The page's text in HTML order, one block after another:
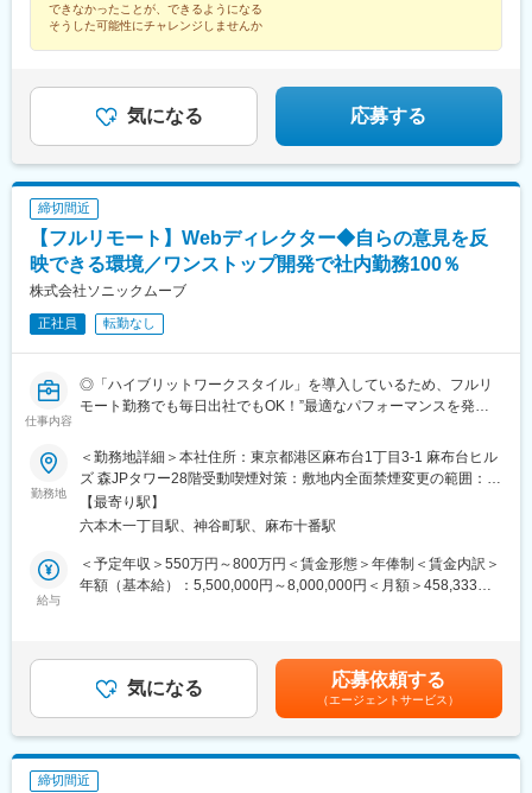
木・群馬）北陸・甲信越（富山・石川・福井・新潟・山梨・長
野）東海（愛知・静岡・岐阜・三重）関西（大阪・京都・兵庫・
滋賀・奈良・和歌山）中国（広島・岡山・鳥取・島根・山口）四
大分・宮崎・鹿児島・沖縄）※U・Iターン歓迎※マイカー通勤OK
駅、小針駅、橋本駅(福岡県)、笹木野駅、和歌山市駅、佐賀駅、西
若松駅、永山駅、小木津駅、土山駅、三島二日町駅、蛇田駅、附
県)、湯本駅、柏林台駅、古庄駅、東比恵駅、玉垣駅、塩釜口駅、
矢田駅(大阪府)、藤が丘駅(愛知県)、東福山駅、逢妻駅、六名駅、
山口駅(山口県)、宇和島駅、浦田駅(福岡県)、七尾駅、サンドーム
西駅、志布志駅、山ノ目駅、佐久平駅、宮町駅、宇部岬駅、南仙
台駅、磐田駅、南延岡駅、鳴海駅、三会駅、南松本駅、端野駅、
国分駅(鹿児島県)、花巻空港駅(東北本線)、鶴岡駅、河瀬駅、篠ノ
井駅、駒形駅、研究学園駅、下地駅、天竜川駅、二軒茶屋駅(鹿児
島県)、新前橋駅、南が丘駅、衣山駅、本川越駅、野々市駅(北陸鉄
道線)、東姫路駅、岡本駅(栃木県)、秋田駅、三日市駅、焼津駅、
越前開発駅、長府駅、小山駅、亀田駅、備前西市駅、帯広駅、日
向庄内駅、旭ケ丘駅(宮崎県)、荒川沖駅、金上駅、高田駅(長崎
県)、竪堀駅、羽倉崎駅、小中野駅、石原駅(埼玉県)、置賜駅、和
泉中央駅、西那須野駅、北山形駅、安積永盛駅、郡山富田駅、西
川口駅、大元駅、八木崎駅、東葉勝田台駅、北大垣駅、太田駅(群
馬県)、南鳩ケ谷駅、首里駅、彦根駅、高崎問屋町駅、牧駅(大分
大和田駅(大阪府)、新豊田駅、西諫早駅、春日井駅(中央本線)、梶
栗郷台地駅、常陸多賀駅、下曽根駅、富士駅、後藤駅、浦添前田
駅、富士山駅、長浜駅、横手駅、東酒田駅、美濃川合駅、香春
駅、新栃木駅、加太駅(和歌山県)、羽犬塚駅、下北駅、玉造温泉
市駅、新茂原駅、川間駅、櫛ケ浜駅、岩屋駅(兵庫県)、宇都宮駅、
伏石駅、今伊勢駅、城野駅(日豊本線)、宝永町駅、紀三井寺駅、筒
駅、羽後牛島駅、戸塚安行駅、四ツ小屋駅、明見橋駅、西大宮
駅、新石切駅、朝倉駅前駅、赤塚駅、美濃青柳駅、居能駅、運動
公園前駅(愛知県)、平田駅(長野県)、高崎駅、東釧路駅、藤枝駅、
敦賀駅、川内駅(鹿児島県)、高茶屋駅、豊川駅、美園駅、古島駅、
卸町駅(宮城県)、八乙女駅、はなみずき通駅、勝田駅、新大宮駅、
福島学院前駅、門戸厄神駅、市民病院前駅(富山県)、多治見駅、絹
延橋駅、蟹江駅、竜田口駅、室見駅、八景水谷駅、岩塚駅、東新
できなかったことが、できるようになる
そうした可能性にチャレンジしませんか
気になる 応募する
締切間近
【フルリモート】Webディレクター◆自らの意見を反
映できる環境／ワンストップ開発で社内勤務100％
株式会社ソニックムーブ
正社員 転勤なし
仕事内容
◎「ハイブリットワークスタイル」を導入しているため、フルリ
モート勤務でも毎日出社でもOK！”最適なパフォーマンスを発揮
◎常駐無・自社内ワンストップ開発で業務のやり方などの自由度
の高さも魅力！
■採用背景：
当社は2002年に開発・制作事業からスタートし、累計約730社の
企業とのお取引をさせて頂いております。『株式会社講談社様の
マガポケ』を始め、BtoCサービスの設計・開発を得意とした開発
会社でUXとCRMを中心としたデジタルコミュニケーションの設
上場）』に参画し、開発体制強化のため増員採用を開始します。
■主な業務内容：
・Web・アプリ制作における進捗管理・メンバーマネジメント
勤務地
＜勤務地詳細＞本社住所：東京都港区麻布台1丁目3-1 麻布台ヒル
ズ 森JPタワー28階受動喫煙対策：敷地内全面禁煙変更の範囲：会
社の定める事業所
【最寄り駅】
六本木一丁目駅、神谷町駅、麻布十番駅
給与
＜予定年収＞550万円～800万円＜賃金形態＞年俸制＜賃金内訳＞
年額（基本給）：5,500,000円～8,000,000円＜月額＞458,333円
選考を通じて上下する可能性があります。月給(月額)は固定手当を
含めた表記です。
気になる 応募依頼する
（エージェントサービス）
締切間近